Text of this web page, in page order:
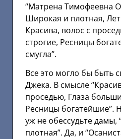
“Матрена Тимофеевна
Широкая и плотная,
Красива, волос с
строгие, Ресницы
смугла”.
Все это могло бы быть
Джека. В смысле
проседью, Глаза
Ресницы богатейшие”.
уж не обессудьте
плотная”. Да, и